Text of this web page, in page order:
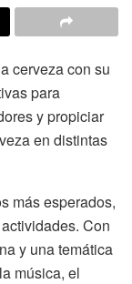
cerveza con su
para
y propiciar
en distintas
más esperados,
. Con
y una temática
música, el